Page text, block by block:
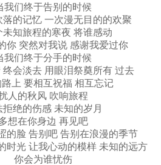
我们终于告别的时候
落的记忆 一次漫无目的的欢聚
未知旅程的寒夜 将谁感动
你 突然对我说 感谢我爱过你
我们终于分手的时候
终会淡去 用眼泪祭奠所有 过去
路上 要相互祝福 相互忘记
人的秋风 吹响旅程
拒绝的伤感 未知的岁月
想在你身边 再见吧
的脸 告别吧 告别在浪漫的季节
时光 让我心动的模样 未知的远方
你会为谁忧伤